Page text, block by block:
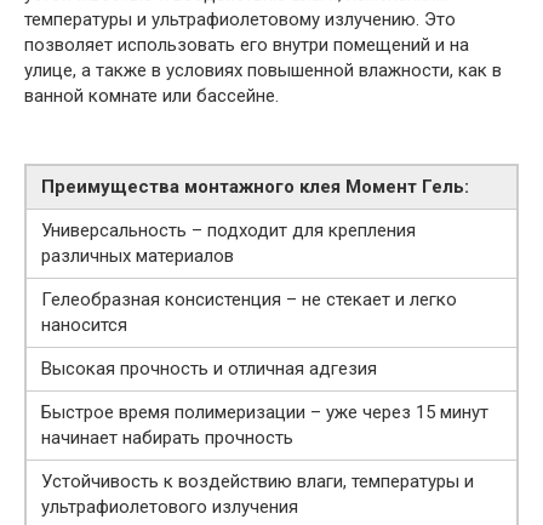
температуры и ультрафиолетовому излучению. Это
позволяет использовать его внутри помещений и на
улице, а также в условиях повышенной влажности, как в
ванной комнате или бассейне.
Преимущества монтажного клея Момент Гель:
Универсальность – подходит для крепления
различных материалов
Гелеобразная консистенция – не стекает и легко
наносится
Высокая прочность и отличная адгезия
Быстрое время полимеризации – уже через 15 минут
начинает набирать прочность
Устойчивость к воздействию влаги, температуры и
ультрафиолетового излучения